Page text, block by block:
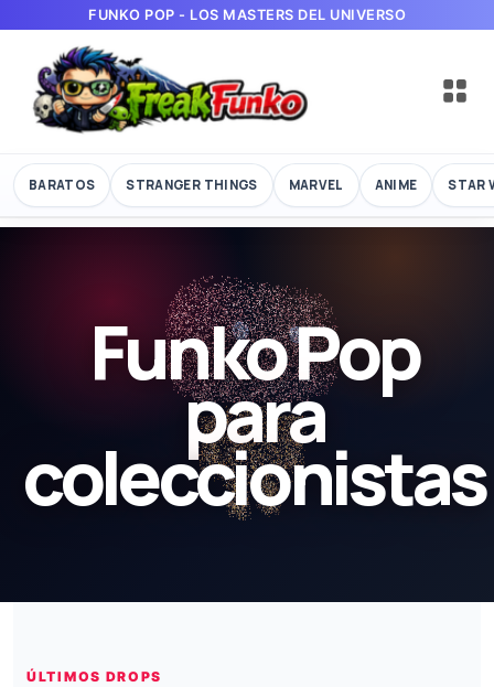
FUNKO POP - LOS MASTERS DEL UNIVERSO
BARATOS STRANGER THINGS MARVEL ANIME STAR
Funko Pop
para
coleccionistas
ÚLTIMOS DROPS